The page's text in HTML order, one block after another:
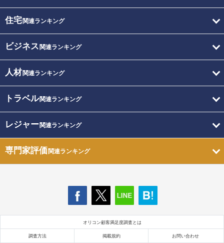
住宅関連ランキング
ビジネス 関連ランキング
人材関連ランキング
トラベル関連ランキング
レジャー関連ランキング
専門家評価関連ランキング
オリコン顧客満足度調査とは
調査方法 掲載規約 お問い合わせ